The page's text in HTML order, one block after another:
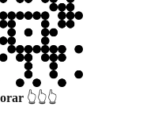
👆👆👆